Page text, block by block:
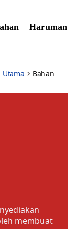
Haruman
Utama Bahan
membuat